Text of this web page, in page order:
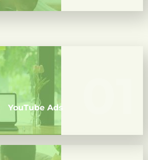
para reforzar tu marca, generar
productos. Con segmentación
palabras clave y ubicaciones.
YouTube Ads